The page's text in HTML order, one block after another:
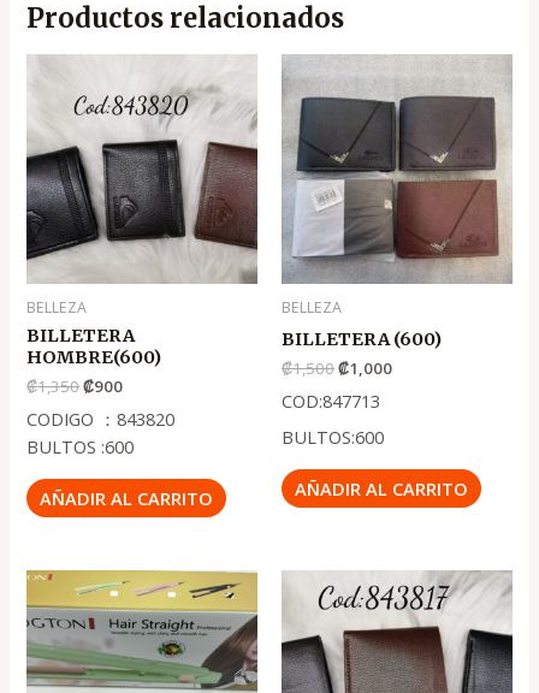
Productos relacionados
BELLEZA
BILLETERA
HOMBRE(600)
₡1,350
original
.
₡1,350
₡900
precio
actual
.
₡900
CODIGO ：843820
BULTOS :600
AÑADIR AL CARRITO
BELLEZA
BILLETERA (600)
₡1,500
precio
original
era:
₡1,500
₡1,000
precio
actual
₡1,000
COD:847713
BULTOS:600
AÑADIR AL CARRITO
precio
original
era:
.
₡3,950
precio
actual
es:
.
₡3,000
precio
era:
.
₡1,350
precio
actual
es:
.
₡900